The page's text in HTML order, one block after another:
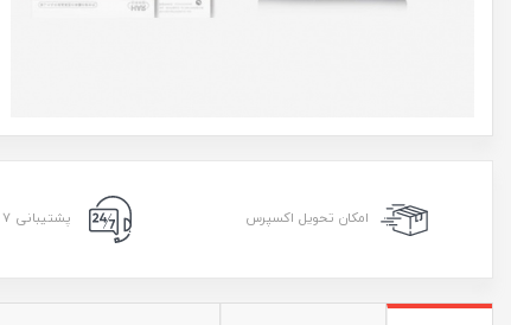
امکان تحویل اکسپرس پشتیبانی ۷ روزه ۲۴ ساعته